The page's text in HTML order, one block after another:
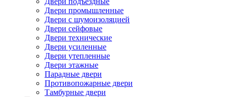
Двери промышленные
Двери с шумоизоляцией
Двери сейфовые
Двери технические
Двери усиленные
Двери утепленные
Двери этажные
Парадные двери
Противопожарные двери
Тамбурные двери